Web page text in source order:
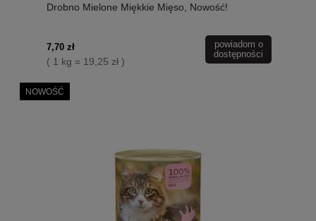
Drobno Mielone Miękkie Mięso, Nowość!
7,70 zł
( 1 kg = 19,25 zł )
powiadom o
dostępności
NOWOŚĆ